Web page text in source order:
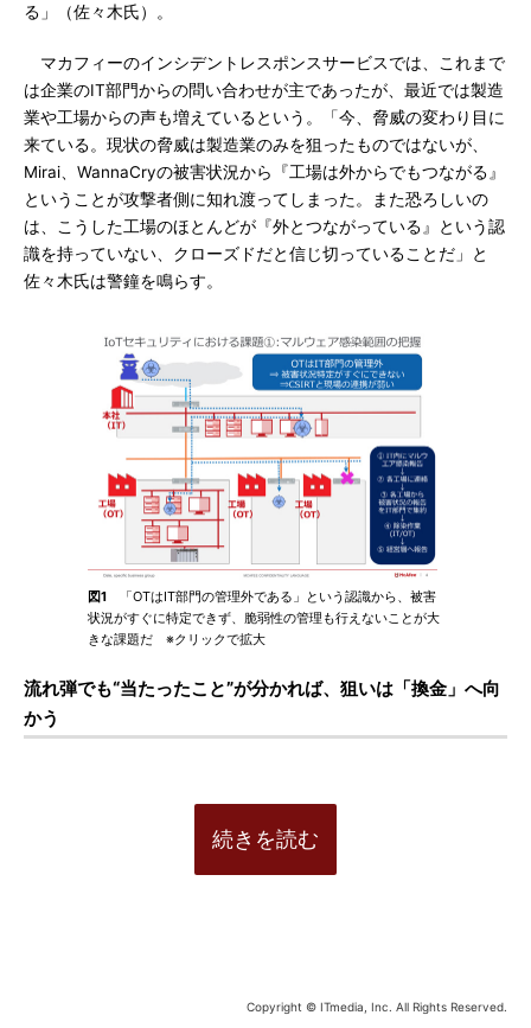
る」（佐々木氏）。
マカフィーのインシデントレスポンスサービスでは、これまで
は企業のIT部門からの問い合わせが主であったが、最近では製造
業や工場からの声も増えているという。「今、脅威の変わり目に
来ている。現状の脅威は製造業のみを狙ったものではないが、
Mirai、WannaCryの被害状況から『工場は外からでもつながる』
ということが攻撃者側に知れ渡ってしまった。また恐ろしいの
は、こうした工場のほとんどが『外とつながっている』という認
識を持っていない、クローズドだと信じ切っていることだ」と
佐々木氏は警鐘を鳴らす。
図1 「OTはIT部門の管理外である」という認識から、被害
状況がすぐに特定できず、脆弱性の管理も行えないことが大
きな課題だ ※クリックで拡大
流れ弾でも“当たったこと”が分かれば、狙いは「換金」へ向
かう
続きを読む
Copyright © ITmedia, Inc. All Rights Reserved.